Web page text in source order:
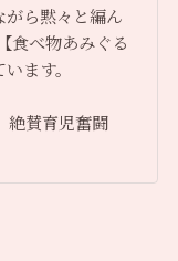
ら黙々と編ん
食べ物あみぐる
ます。
絶賛育児奮闘